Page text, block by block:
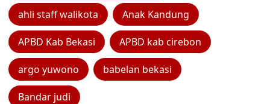
ahli staff walikota Anak Kandung
APBD Kab Bekasi APBD kab cirebon
argo yuwono babelan bekasi
Bandar judi